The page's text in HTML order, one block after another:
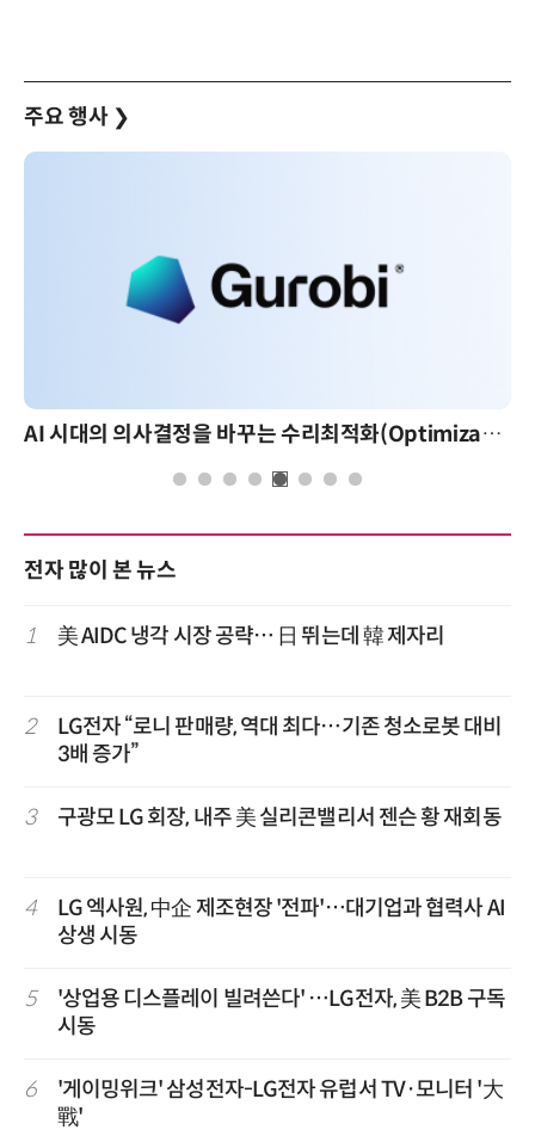
주요 행사 ❯
AI 시대의 의사결정을 바꾸는 수리최적화(Optimization): 실제 산업 적용 사례와 활용 전략 AI 핀옵
전자 많이 본 뉴스
1 美 AIDC 냉각 시장 공략… 日 뛰는데 韓 제자리
2
LG전자 “로니 판매량, 역대 최다…기존 청소로봇 대비
3배 증가”
3 구광모 LG 회장, 내주 美 실리콘밸리서 젠슨 황 재회동
4
LG 엑사원, 中企 제조현장 '전파'…대기업과 협력사 AI
상생 시동
5
'상업용 디스플레이 빌려쓴다' …LG전자, 美 B2B 구독
시동
6
'게이밍위크' 삼성전자-LG전자 유럽서 TV·모니터 '大
戰'